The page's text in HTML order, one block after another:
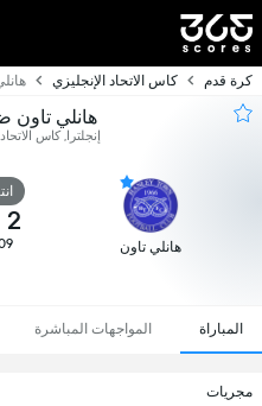
كرة قدم كاس الاتحاد الإنجليزي
هانلي
إنجلترا, كاس
هانلي تاون
2
المباراة المواجهات المباشرة
مجريات